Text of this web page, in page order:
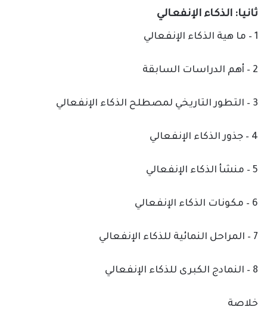
ثانيا: الذكاء الإنفعالي
1 – ما هية الذكاء الإنفعالي
2 – أهم الدراسات السابقة
3 – التطور التاريخي لمصطلح الذكاء الإنفعالي
4 – جذور الذكاء الإنفعالي
5 – منشأ الذكاء الإنفعالي
6 – مكونات الذكاء الإنفعالي
7 – المراحل النمائية للذكاء الإنفعالي
8 – النمادج الكبرى للذكاء الإنفعالي
خلاصة